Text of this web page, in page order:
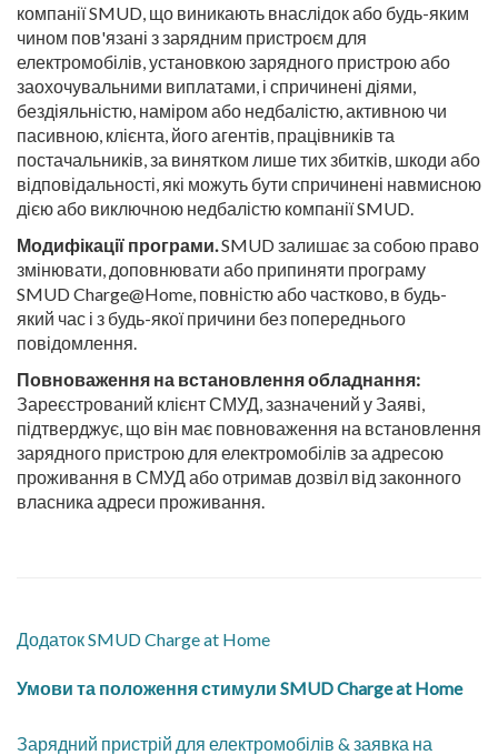
компанії SMUD, що виникають внаслідок або будь-яким
чином пов'язані з зарядним пристроєм для
електромобілів, установкою зарядного пристрою або
заохочувальними виплатами, і спричинені діями,
бездіяльністю, наміром або недбалістю, активною чи
пасивною, клієнта, його агентів, працівників та
постачальників, за винятком лише тих збитків, шкоди або
відповідальності, які можуть бути спричинені навмисною
дією або виключною недбалістю компанії SMUD.
Модифікації програми.SMUD залишає за собою право
змінювати, доповнювати або припиняти програму
SMUD Charge@Home, повністю або частково, в будь-
який час і з будь-якої причини без попереднього
повідомлення.
Повноваження на встановлення обладнання:
Зареєстрований клієнт СМУД, зазначений у Заяві,
підтверджує, що він має повноваження на встановлення
зарядного пристрою для електромобілів за адресою
проживання в СМУД або отримав дозвіл від законного
власника адреси проживання.
Додаток SMUD Charge at Home
Умови та положення стимули SMUD Charge at Home
Зарядний пристрій для електромобілів & заявка на